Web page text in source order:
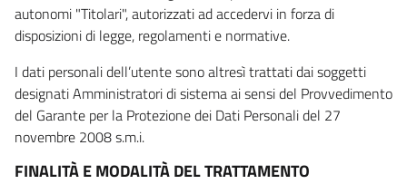
autonomi "Titolari", autorizzati ad accedervi in forza di
disposizioni di legge, regolamenti e normative.
I dati personali dell’utente sono altresì trattati dai soggetti
designati Amministratori di sistema ai sensi del Provvedimento
del Garante per la Protezione dei Dati Personali del 27
novembre 2008 s.m.i.
FINALITÀ E MODALITÀ DEL TRATTAMENTO